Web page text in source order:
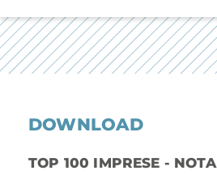
DOWNLOAD
TOP 100 IMPRESE - NOTA